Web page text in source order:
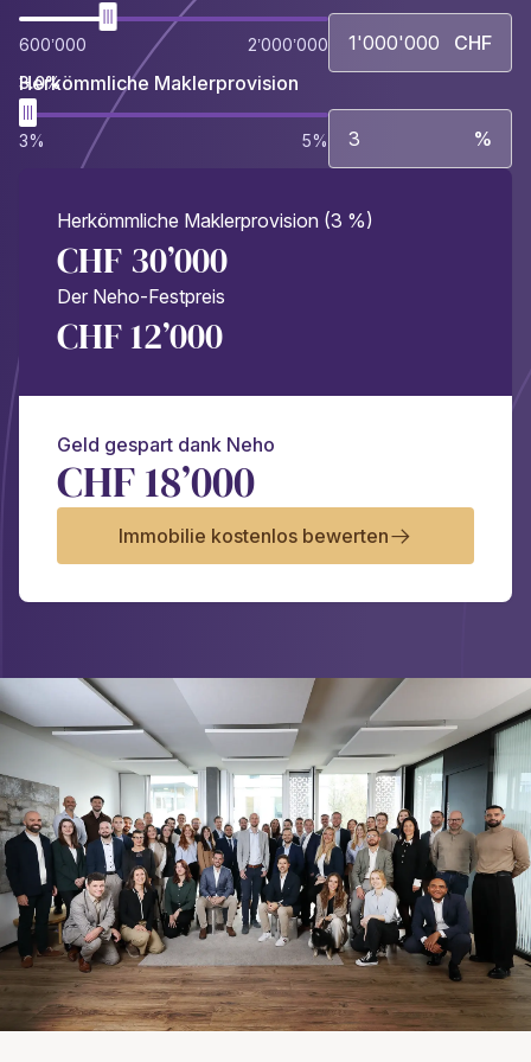
600’000 2’000’000
CHF
Herkömmliche Maklerprovision
3.0%
3% 5% %
Herkömmliche Maklerprovision (3 %)
CHF 30’000
Der Neho-Festpreis
CHF 12’000
Geld gespart dank Neho
CHF 18’000
Immobilie kostenlos bewerten